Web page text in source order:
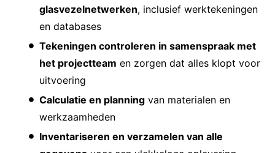
glasvezelnetwerken, inclusief werktekeningen
en databases
Tekeningen controleren in samenspraak met
het projectteam en zorgen dat alles klopt voor
uitvoering
Calculatie en planning van materialen en
werkzaamheden
Inventariseren en verzamelen van alle